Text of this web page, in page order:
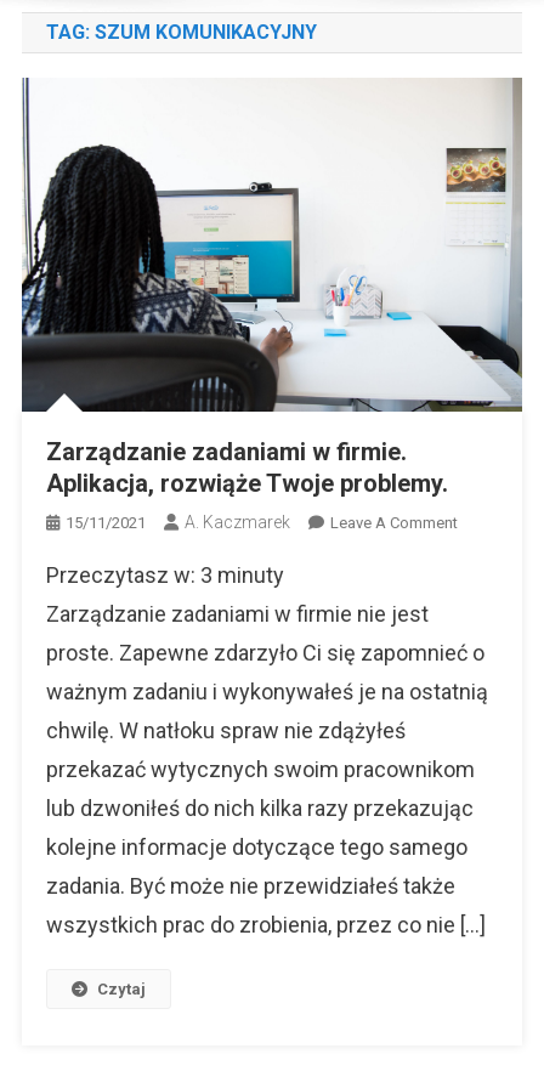
TAG: SZUM KOMUNIKACYJNY
Zarządzanie zadaniami w firmie.
Aplikacja, rozwiąże Twoje problemy.
15/11/2021 A. Kaczmarek Leave A CommentOn
Aplikacja,
Rozwiąże
Przeczytasz w: 3 minuty
Zarządzanie zadaniami w firmie nie jest
proste. Zapewne zdarzyło Ci się zapomnieć o
ważnym zadaniu i wykonywałeś je na ostatnią
chwilę. W natłoku spraw nie zdążyłeś
przekazać wytycznych swoim pracownikom
lub dzwoniłeś do nich kilka razy przekazując
kolejne informacje dotyczące tego samego
zadania. Być może nie przewidziałeś także
wszystkich prac do zrobienia, przez co nie […]
Czytaj